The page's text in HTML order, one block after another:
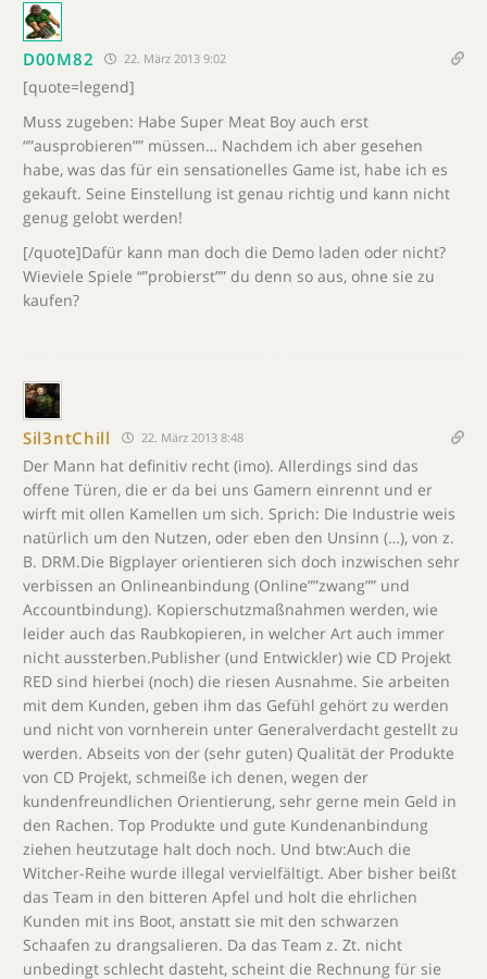
D00M82 22. März 2013 9:02
[quote=legend]
Muss zugeben: Habe Super Meat Boy auch erst
“”ausprobieren”” müssen… Nachdem ich aber gesehen
habe, was das für ein sensationelles Game ist, habe ich es
gekauft. Seine Einstellung ist genau richtig und kann nicht
genug gelobt werden!
[/quote]Dafür kann man doch die Demo laden oder nicht?
Wieviele Spiele “”probierst”” du denn so aus, ohne sie zu
kaufen?
Sil3ntChill 22. März 2013 8:48
Der Mann hat definitiv recht (imo). Allerdings sind das
offene Türen, die er da bei uns Gamern einrennt und er
wirft mit ollen Kamellen um sich. Sprich: Die Industrie weis
natürlich um den Nutzen, oder eben den Unsinn (…), von z.
B. DRM.Die Bigplayer orientieren sich doch inzwischen sehr
verbissen an Onlineanbindung (Online””zwang”” und
Accountbindung). Kopierschutzmaßnahmen werden, wie
leider auch das Raubkopieren, in welcher Art auch immer
nicht aussterben.Publisher (und Entwickler) wie CD Projekt
RED sind hierbei (noch) die riesen Ausnahme. Sie arbeiten
mit dem Kunden, geben ihm das Gefühl gehört zu werden
und nicht von vornherein unter Generalverdacht gestellt zu
werden. Abseits von der (sehr guten) Qualität der Produkte
von CD Projekt, schmeiße ich denen, wegen der
kundenfreundlichen Orientierung, sehr gerne mein Geld in
den Rachen. Top Produkte und gute Kundenanbindung
ziehen heutzutage halt doch noch. Und btw:Auch die
Witcher-Reihe wurde illegal vervielfältigt. Aber bisher beißt
das Team in den bitteren Apfel und holt die ehrlichen
Kunden mit ins Boot, anstatt sie mit den schwarzen
Schaafen zu drangsalieren. Da das Team z. Zt. nicht
unbedingt schlecht dasteht, scheint die Rechnung für sie